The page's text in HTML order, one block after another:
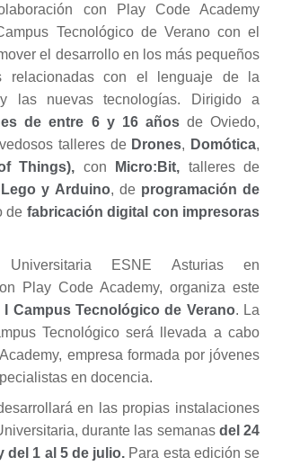
con Play Code Academy
Tecnológico de Verano con el
el desarrollo en los más pequeños
relacionadas con el lenguaje de la
y las nuevas tecnologías. Dirigido a
de entre 6 y 16 años de Oviedo,
talleres deDrones, Domótica,
Things), con Micro:Bit, talleres de
y Arduino, de programación de
de fabricación digital con impresoras
ESNE Asturias en
Play Code Academy, organiza este
I Campus Tecnológico de Verano. La
Tecnológico será llevada a cabo
empresa formada por jóvenes
en docencia.
en las propias instalaciones
durante las semanas del 24
del 1 al 5 de julio. Para esta edición se